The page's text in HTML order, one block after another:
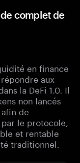
complet de
en finance
aux
la DeFi 1.0. Il
non lancés
de
le protocole,
et rentable
traditionnel.